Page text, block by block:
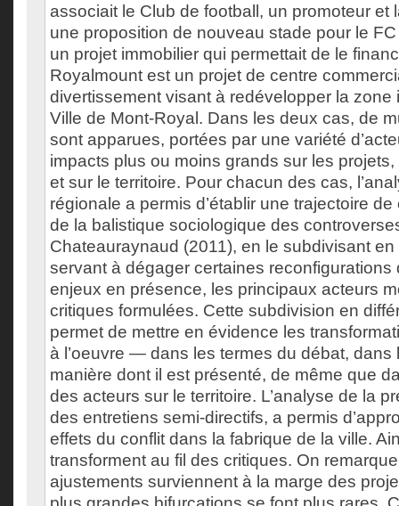
associait le Club de football, un promoteur et
une proposition de nouveau stade pour le
un projet immobilier qui permettait de le
Royalmount est un projet de centre
divertissement visant à redévelopper la zone
Ville de Mont-Royal. Dans les deux cas, de
sont apparues, portées par une variété
impacts plus ou moins grands sur les
et sur le territoire. Pour chacun des cas,
régionale a permis d’établir une trajectoire
de la balistique sociologique des
Chateauraynaud (2011), en le subdivisant
servant à dégager certaines reconfigurations
enjeux en présence, les principaux acteurs
critiques formulées. Cette subdivision en
permet de mettre en évidence les
à l’oeuvre — dans les termes du débat, dans
manière dont il est présenté, de même que
des acteurs sur le territoire. L’analyse de la
des entretiens semi-directifs, a permis
effets du conflit dans la fabrique de la ville.
transforment au fil des critiques. On
ajustements surviennent à la marge des